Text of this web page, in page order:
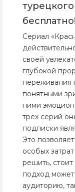
бесплатно!
Сериал
своей
глубокой
переживания
понятными
ними
трех серий
подписки
Это
особых
решить,
подход может
аудиторию,